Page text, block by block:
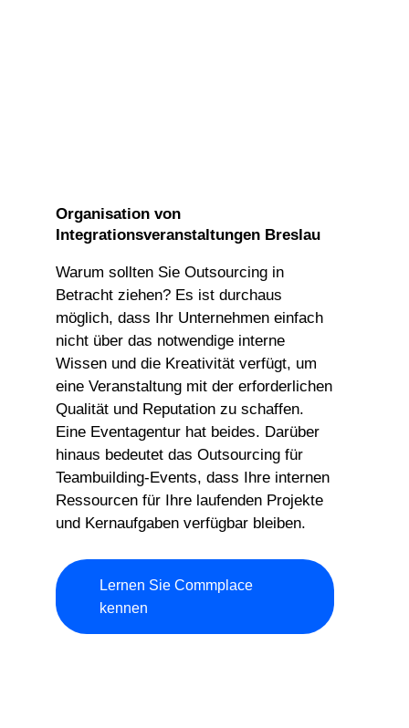
Organisation von
Integrationsveranstaltungen Breslau
Warum sollten Sie Outsourcing in
Betracht ziehen? Es ist durchaus
möglich, dass Ihr Unternehmen einfach
nicht über das notwendige interne
Wissen und die Kreativität verfügt, um
eine Veranstaltung mit der erforderlichen
Qualität und Reputation zu schaffen.
Eine Eventagentur hat beides. Darüber
hinaus bedeutet das Outsourcing für
Teambuilding-Events, dass Ihre internen
Ressourcen für Ihre laufenden Projekte
und Kernaufgaben verfügbar bleiben.
Lernen Sie Commplace
kennen